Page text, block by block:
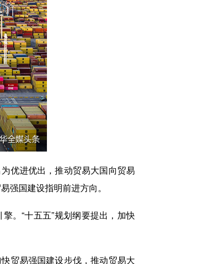
优进优出，推动贸易大国向贸易
强国建设指明前进方向。
。“十五五”规划纲要提出，加快
贸易强国建设步伐，推动贸易大